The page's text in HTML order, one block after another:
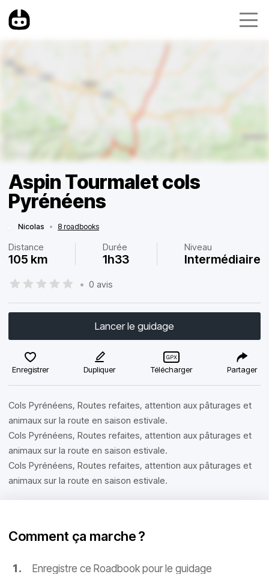
Aspin Tourmalet cols
Pyrénéens
Nicolas • 8 roadbooks
Distance
105 km
Durée
1h33
Niveau
Intermédiaire
• 0 avis
Lancer le guidage
Enregistrer Dupliquer Télécharger Partager
Cols Pyrénéens, Routes refaites, attention aux pâturages et
animaux sur la route en saison estivale.
Cols Pyrénéens, Routes refaites, attention aux pâturages et
animaux sur la route en saison estivale.
Cols Pyrénéens, Routes refaites, attention aux pâturages et
animaux sur la route en saison estivale.
Comment ça marche ?
Enregistre ce Roadbook pour le guidage